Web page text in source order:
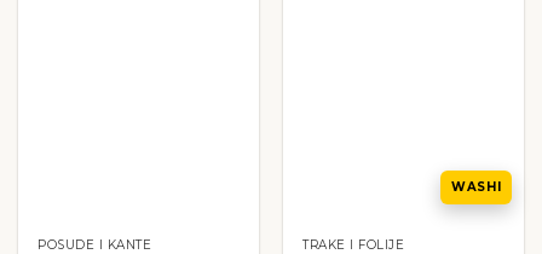
POSUDE I KANTE
WASHI
TRAKE I FOLIJE